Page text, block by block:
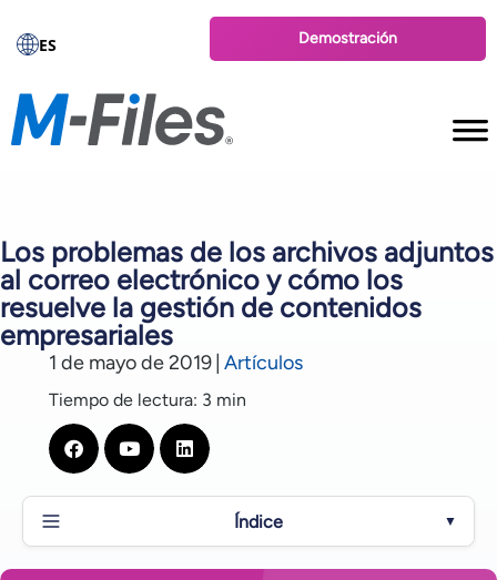
ES Demostración
Los problemas de los archivos adjuntos
al correo electrónico y cómo los
resuelve la gestión de contenidos
empresariales
1 de mayo de 2019 Artículos
Tiempo de lectura: 3 min
Índice ▼
El lío de los archivos adjuntos al correo electrónico